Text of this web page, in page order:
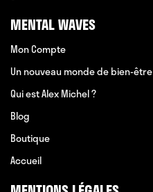
MENTAL WAVES
Mon Compte
Un nouveau monde de bien-être
Qui est Alex Michel ?
Blog
Boutique
Accueil